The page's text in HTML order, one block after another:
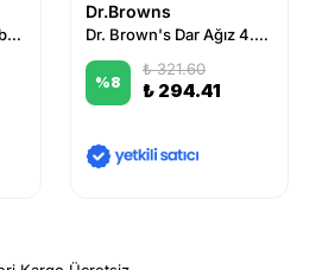
Chicco P5 Antikolik Biberon PP 150 ml (Mavi)
Dr.Browns
Dr. Brown's Dar Ağız 4.Seviye 9+ Silikon Biberon Emziği 2'li
%8
₺ 321.60
₺ 294.41